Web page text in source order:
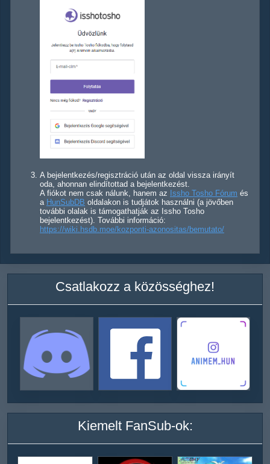
A bejelentkezés/regisztráció után az oldal vissza irányít
oda, ahonnan elindítottad a bejelentkezést.
A fiókot nem csak nálunk, hanem az Issho Tosho Fórum és
a HunSubDB oldalakon is tudjátok használni (a jövőben
további olalak is támogathatják az Issho Tosho
bejelentkezést). További információ:
https://wiki.hsdb.moe/kozponti-azonositas/bemutato/
Csatlakozz a közösséghez!
Kiemelt FanSub-ok: